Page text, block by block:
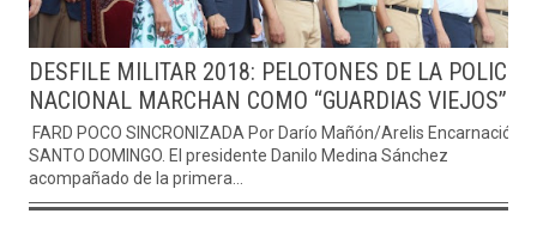
DESFILE MILITAR 2018: PELOTONES DE LA POLICIA
NACIONAL MARCHAN COMO “GUARDIAS VIEJOS”
FARD POCO SINCRONIZADA Por Darío Mañón/Arelis Encarnación
SANTO DOMINGO. El presidente Danilo Medina Sánchez
acompañado de la primera...